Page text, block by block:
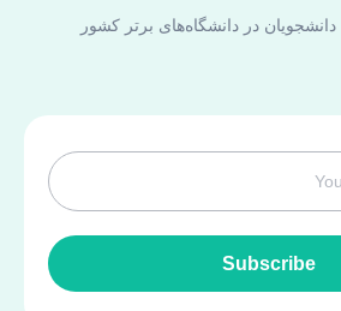
دانشجویان در دانشگاه‌های برتر کشور
Subscribe